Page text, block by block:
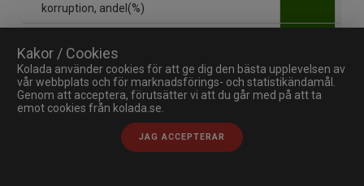
Kakor / Cookies
Kolada använder cookies för att ge dig den bästa upplevelsen av
vår webbplats och för marknadsförings- och statistikändamål.
Genom att acceptera, förutsätter vi att du går med på att ta
emot cookies från kolada.se.
JAG ACCEPTERAR
korruption, andel(%)
- Förtroende för
kommunens politiker, andel
(%)
- Förtroende för riksdagens
politiker, andel (%)